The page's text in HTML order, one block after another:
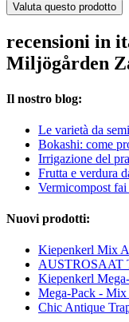
Valuta questo prodotto
recensioni in
Miljögården
Il nostro blog:
Le varietà da
Bokashi: come
Irrigazione del
Frutta e verdura
Vermicompost fai
Nuovi prodotti:
Kiepenkerl Mix
AUSTROSAAT
Kiepenkerl
Mega-Pack -
Chic Antique